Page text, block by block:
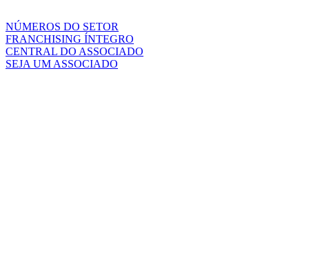
NÚMEROS DO SETOR
FRANCHISING ÍNTEGRO
CENTRAL DO ASSOCIADO
SEJA UM ASSOCIADO